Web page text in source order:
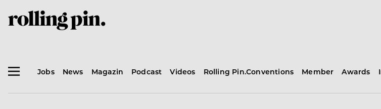
Jobs News Magazin Podcast Videos Rolling Pin.Conventions Member Awards